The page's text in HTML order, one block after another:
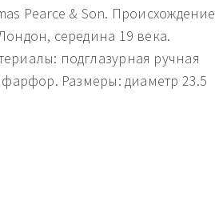
Pearce & Son. Происхождение
середина 19 века.
подглазурная ручная
Размеры: диаметр 23.5